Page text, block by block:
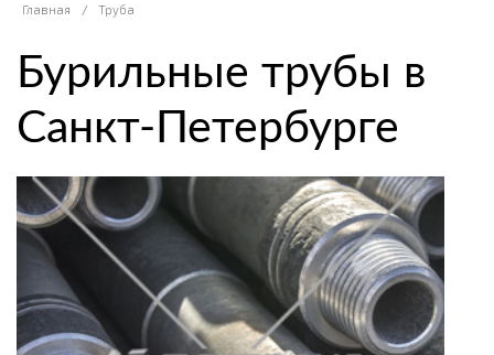
Главная
/ Труба
Бурильные трубы в
Санкт-Петербурге